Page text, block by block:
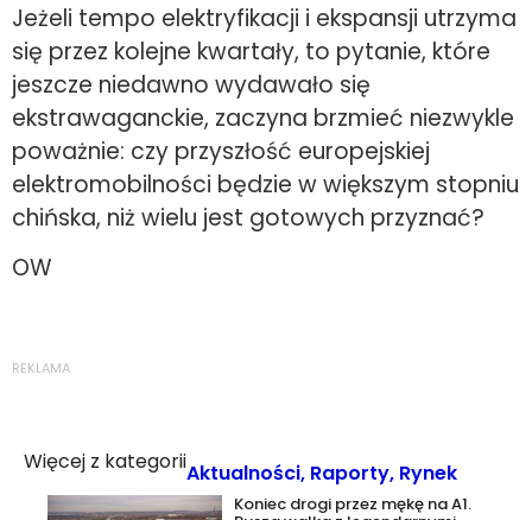
Jeżeli tempo elektryfikacji i ekspansji utrzyma
się przez kolejne kwartały, to pytanie, które
jeszcze niedawno wydawało się
ekstrawaganckie, zaczyna brzmieć niezwykle
poważnie: czy przyszłość europejskiej
elektromobilności będzie w większym stopniu
chińska, niż wielu jest gotowych przyznać?
OW
REKLAMA
Więcej z kategoriiAktualności, Raporty, Rynek
Koniec drogi przez mękę na A1.